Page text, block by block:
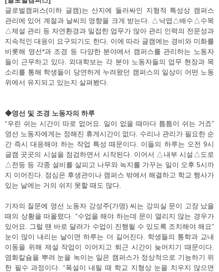
글로벌캠퍼스(이하 글캠)는 산지에 둘러싸인 지형적 특성상 캠퍼스
관리에 있어 계절과 날씨의 영향을 크게 받는다. △낙엽△배수△수목
△제설 관리 등 자연환경과 밀접한 업무가 많아 관리 인력의 전문성과
지속적인 대응이 요구되기도 한다. 이에 따라 글캠에는 경비와 미화를
비롯해 영선*과 조경 등 다양한 분야에서 캠퍼스를 관리하는 노동자
들이 근무하고 있다. 외대학보는 각 분야 노동자들의 업무 현장과 목
소리를 통해 학생들이 당연하게 누려왔던 캠퍼스의 일상이 어떤 노동
위에서 유지되고 있는지 살펴봤다.
◆영선 및 조경 노동자의 하루
“우린 쉬는 시간이 따로 없어요. 일이 없을 때마다 틈틈이 쉬는 거죠”
영선 노동자에게는 정해진 휴게시간이 없다. 수리나 관리가 필요한 순
간 즉시 대응해야 하는 작업 특성 때문이다. 이들의 하루는 오전 9시
글캠 곳곳의 시설을 점검하면서 시작된다. 이어서 △내부 시설△도로
△전등 등 각종 설비를 살피고 나무와 녹지를 가꾸는 일이 오후 5시까
지 이어진다. 점심은 후생관이나 캠퍼스 밖에서 해결하고 학교 행사가
있는 날에는 거의 쉬지 못할 때도 많다.
기자의 질문에 영선 노동자 강성주(가명) 씨는 강의실 문이 고장 났을
때의 상황을 떠올렸다. “수업을 해야 하는데 문이 열리지 않는 경우가
있어요. 그럴 땐 바로 달려가 수업이 진행될 수 있도록 조치해야 해요”
눈이 많이 내리는 날이면 하루는 더 길어진다. 학생들의 통학과 교내
이동을 위해 제설 작업이 이어지고 퇴근 시간이 늦어지기 때문이다.
염화칼슘을 뿌려 눈을 녹이는 일은 캠퍼스가 정상적으로 기능하기 위
한 필수 과정이다. “폭설이 내릴 때 학교 지형상 눈을 치우지 않으면